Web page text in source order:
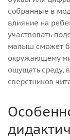
собранные в
влияние на
участвовать
малыш сможет
окружающему
ощущать среду,
сверстников